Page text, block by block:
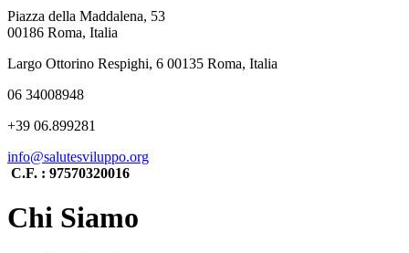
Piazza della Maddalena, 53
00186 Roma, Italia
Largo Ottorino Respighi, 6 00135 Roma, Italia
06 34008948
+39 06.899281
info@salutesviluppo.org
C.F. : 97570320016
Chi Siamo